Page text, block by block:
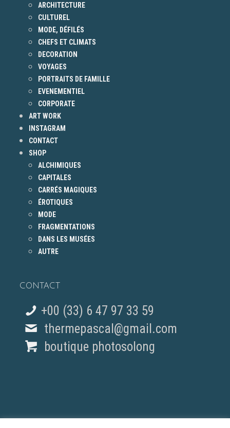
ARCHITECTURE
CULTUREL
MODE, DÉFILÉS
CHEFS ET CLIMATS
DECORATION
VOYAGES
PORTRAITS DE FAMILLE
EVENEMENTIEL
CORPORATE
ART WORK
INSTAGRAM
CONTACT
SHOP
ALCHIMIQUES
CAPITALES
CARRÉS MAGIQUES
ÉROTIQUES
MODE
FRAGMENTATIONS
DANS LES MUSÉES
AUTRE
CONTACT
+00 (33) 6 47 97 33 59
thermepascal@gmail.com
boutique photosolong